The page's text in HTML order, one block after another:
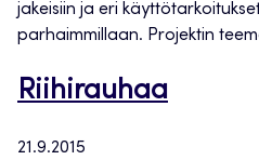
jakeisiin ja eri
parhaimmillaan. Projektin
Riihirauhaa
21.9.2015